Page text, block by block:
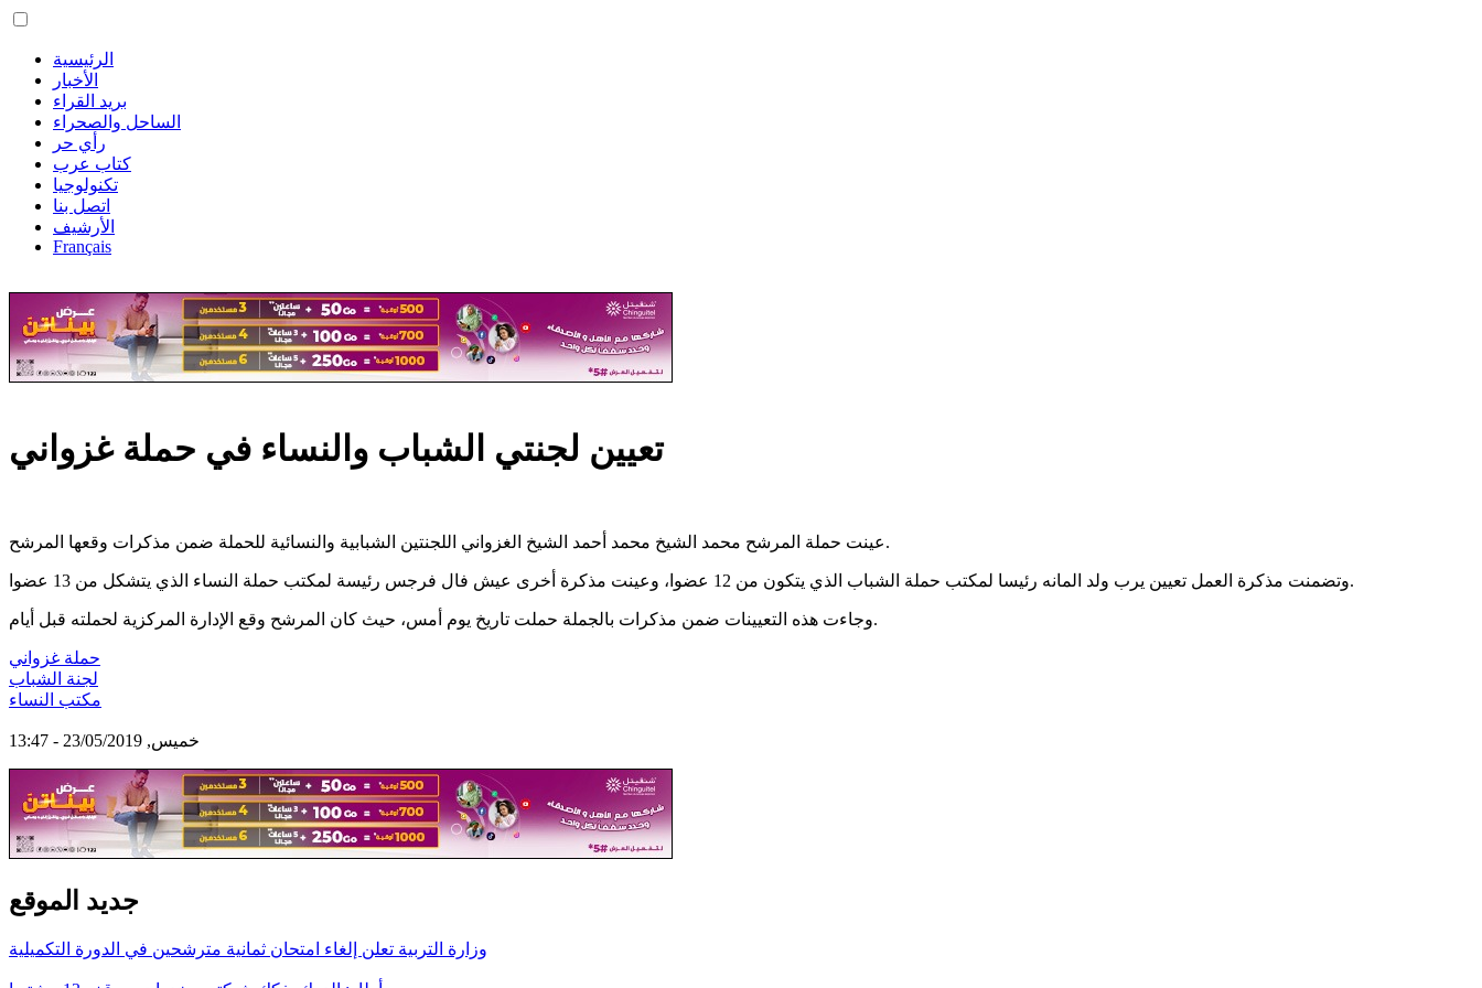
الرئيسية
الأخبار
بريد القراء
الساحل والصحراء
رأي حر
كتاب عرب
تكنولوجيا
اتصل بنا
الأرشيف
Français
تعيين لجنتي الشباب والنساء في حملة غزواني
عينت حملة المرشح محمد الشيخ محمد أحمد الشيخ الغزواني اللجنتين الشبابية والنسائية للحملة ضمن مذكرات وقعها المرشح.
وتضمنت مذكرة العمل تعيين يرب ولد المانه رئيسا لمكتب حملة الشباب الذي يتكون من 12 عضوا، وعينت مذكرة أخرى عيش فال فرجس رئيسة لمكتب حملة النساء الذي يتشكل من 13 عضوا.
وجاءت هذه التعيينات ضمن مذكرات بالجملة حملت تاريخ يوم أمس، حيث كان المرشح وقع الإدارة المركزية لحملته قبل أيام.
حملة غزواني
لجنة الشباب
مكتب النساء
خميس, 23/05/2019 - 13:47
جديد الموقع
وزارة التربية تعلن إلغاء امتحان ثمانية مترشحين في الدورة التكميلية